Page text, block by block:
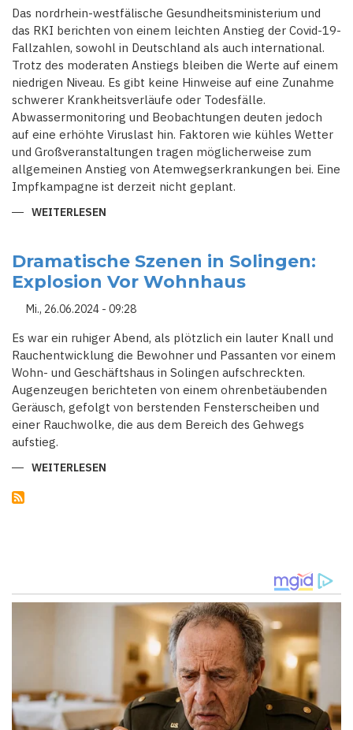
STAUS
AM
FERIENWOCHENENDE
Das nordrhein-westfälische Gesundheitsministerium und
das RKI berichten von einem leichten Anstieg der Covid-19-
Fallzahlen, sowohl in Deutschland als auch international.
Trotz des moderaten Anstiegs bleiben die Werte auf einem
niedrigen Niveau. Es gibt keine Hinweise auf eine Zunahme
schwerer Krankheitsverläufe oder Todesfälle.
Abwassermonitoring und Beobachtungen deuten jedoch
auf eine erhöhte Viruslast hin. Faktoren wie kühles Wetter
und Großveranstaltungen tragen möglicherweise zum
allgemeinen Anstieg von Atemwegserkrankungen bei. Eine
Impfkampagne ist derzeit nicht geplant.
WEITERLESEN
ANSTIEG
DER
COVID-
19-
Dramatische Szenen in Solingen:
Explosion Vor Wohnhaus
Mi., 26.06.2024 - 09:28
Es war ein ruhiger Abend, als plötzlich ein lauter Knall und
Rauchentwicklung die Bewohner und Passanten vor einem
Wohn- und Geschäftshaus in Solingen aufschreckten.
Augenzeugen berichteten von einem ohrenbetäubenden
Geräusch, gefolgt von berstenden Fensterscheiben und
einer Rauchwolke, die aus dem Bereich des Gehwegs
aufstieg.
WEITERLESEN